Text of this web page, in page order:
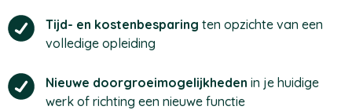
Tijd- en kostenbesparing ten opzichte van een
volledige opleiding
Nieuwe doorgroeimogelijkheden in je huidige
werk of richting een nieuwe functie